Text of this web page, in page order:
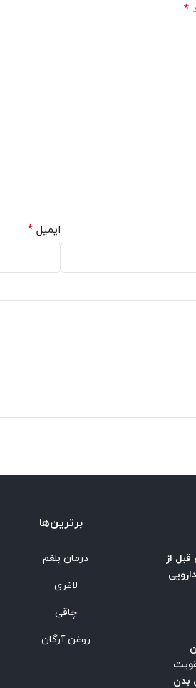
*
ایمیل *
قبل از
بدن
برترین‌ها
درمان بلغم
لاغری
چاقی
روغن آرگان